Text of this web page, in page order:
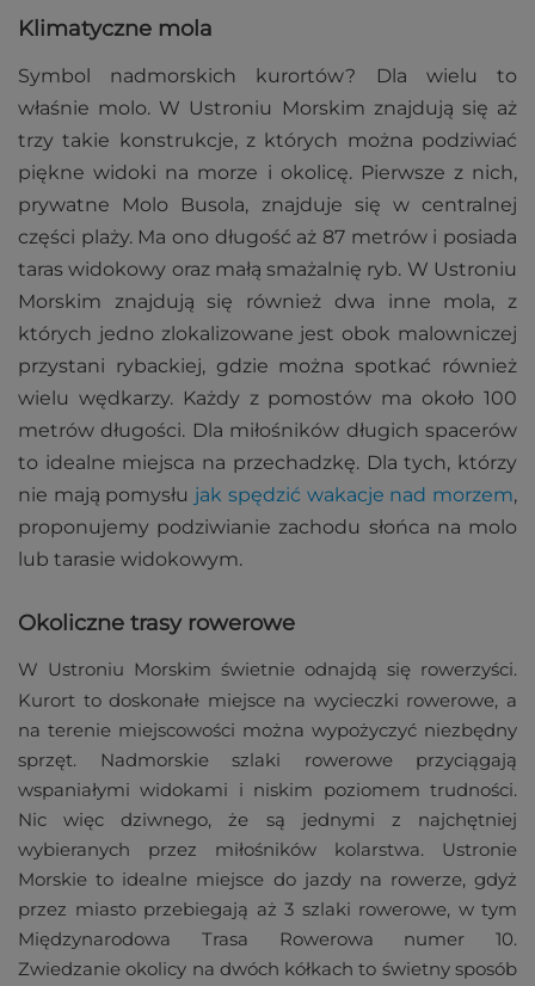
Klimatyczne mola
Symbol nadmorskich kurortów? Dla wielu to
właśnie molo. W Ustroniu Morskim znajdują się aż
trzy takie konstrukcje, z których można podziwiać
piękne widoki na morze i okolicę. Pierwsze z nich,
prywatne Molo Busola, znajduje się w centralnej
części plaży. Ma ono długość aż 87 metrów i posiada
taras widokowy oraz małą smażalnię ryb. W Ustroniu
Morskim znajdują się również dwa inne mola, z
których jedno zlokalizowane jest obok malowniczej
przystani rybackiej, gdzie można spotkać również
wielu wędkarzy. Każdy z pomostów ma około 100
metrów długości. Dla miłośników długich spacerów
to idealne miejsca na przechadzkę. Dla tych, którzy
nie mają pomysłu jak spędzić wakacje nad morzem,
proponujemy podziwianie zachodu słońca na molo
lub tarasie widokowym.
Okoliczne trasy rowerowe
W Ustroniu Morskim świetnie odnajdą się rowerzyści.
Kurort to doskonałe miejsce na wycieczki rowerowe, a
na terenie miejscowości można wypożyczyć niezbędny
sprzęt. Nadmorskie szlaki rowerowe przyciągają
wspaniałymi widokami i niskim poziomem trudności.
Nic więc dziwnego, że są jednymi z najchętniej
wybieranych przez miłośników kolarstwa. Ustronie
Morskie to idealne miejsce do jazdy na rowerze, gdyż
przez miasto przebiegają aż 3 szlaki rowerowe, w tym
Międzynarodowa Trasa Rowerowa numer 10.
Zwiedzanie okolicy na dwóch kółkach to świetny sposób